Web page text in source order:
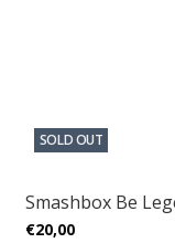
SOLD OUT
Smashbox Be
€20,00